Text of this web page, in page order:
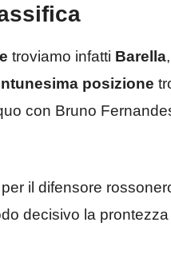
troviamo infatti Barella
posizione
con Bruno
il difensore
decisivo la